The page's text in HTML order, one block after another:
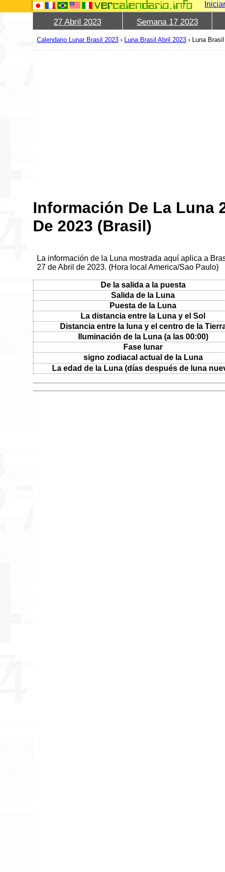
27 Abril 2023 Semana 17 2023
Calendario Lunar Brasil 2023 › Luna Brasil Abril 2023 › Luna
Información De La Luna
De 2023 (Brasil)
La información de la Luna mostrada aquí aplica a
27 de Abril de 2023. (Hora local America/Sao Paulo)
De la salida a la puesta
Salida de la Luna
Puesta de la Luna
La distancia entre la Luna y el Sol
Distancia entre la luna y el centro de la
Iluminación de la Luna (a las 00:00)
Fase lunar
signo zodiacal actual de la Luna
La edad de la Luna (días después de luna